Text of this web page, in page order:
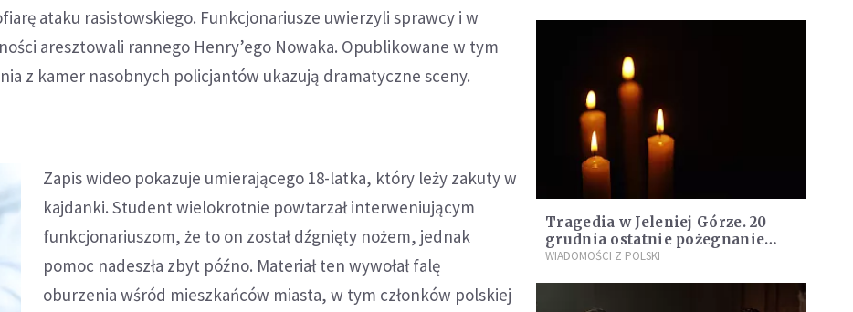
ataku rasistowskiego. Funkcjonariusze uwierzyli sprawcy i w
aresztowali rannego Henry’ego Nowaka. Opublikowane w tym
z kamer nasobnych policjantów ukazują dramatyczne sceny.
Zapis wideo pokazuje umierającego 18-latka, który leży zakuty w
kajdanki. Student wielokrotnie powtarzał interweniującym
funkcjonariuszom, że to on został dźgnięty nożem, jednak
pomoc nadeszła zbyt późno. Materiał ten wywołał falę
oburzenia wśród mieszkańców miasta, w tym członków polskiej
Tragedia w Jeleniej Górze. 20
grudnia ostatnie pożegnanie
tragicznie zmarłej 11-letniej
WIADOMOŚCI Z POLSKI